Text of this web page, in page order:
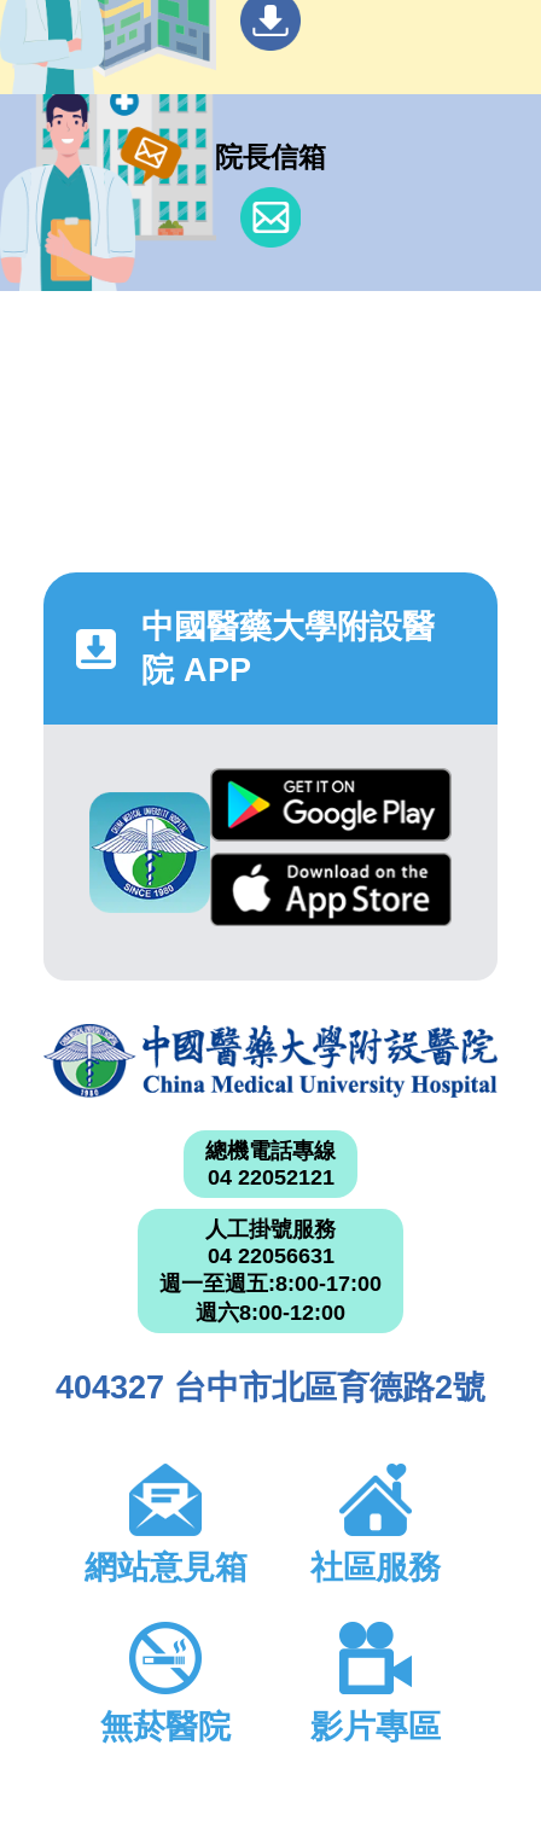
院長信箱
中國醫藥大學附設醫
院 APP
總機電話專線
04 22052121
人工掛號服務
04 22056631
週一至週五:8:00-17:00
週六8:00-12:00
404327 台中市北區育德路2號
網站意見箱 社區服務
無菸醫院 影片專區